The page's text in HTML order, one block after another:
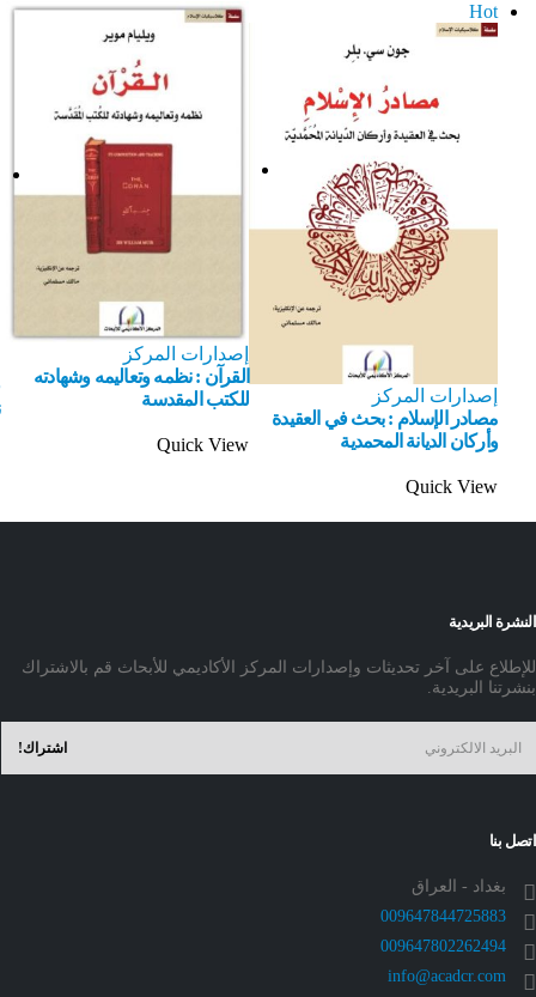
Hot
إصدارات المركز
مصادر الإسلام : بحث في العقيدة
وأركان الديانة المحمدية
Quick View
إصدارات المركز
القرآن : نظمه وتعاليمه وشهادته
للكتب المقدسة
Quick View
النشرة البريدية
للإطلاع على آخر تحديثات وإصدارات المركز الأكاديمي للأبحاث قم بالاشتراك
بنشرتنا البريدية.
اتصل بنا
بغداد - العراق
009647844725883
009647802262494
info@acadcr.com